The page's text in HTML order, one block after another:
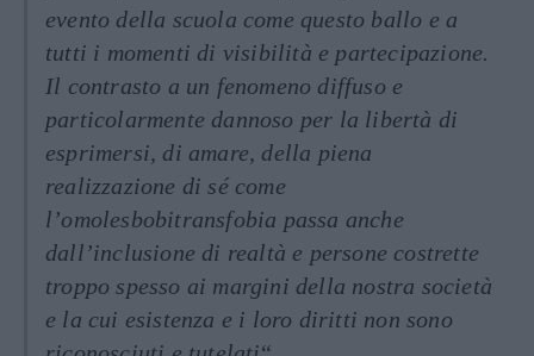
evento della scuola come questo ballo e a
tutti i momenti di visibilità e partecipazione.
Il contrasto a un fenomeno diffuso e
particolarmente dannoso per la libertà di
esprimersi, di amare, della piena
realizzazione di sé come
l’omolesbobitransfobia passa anche
dall’inclusione di realtà e persone costrette
troppo spesso ai margini della nostra società
e la cui esistenza e i loro diritti non sono